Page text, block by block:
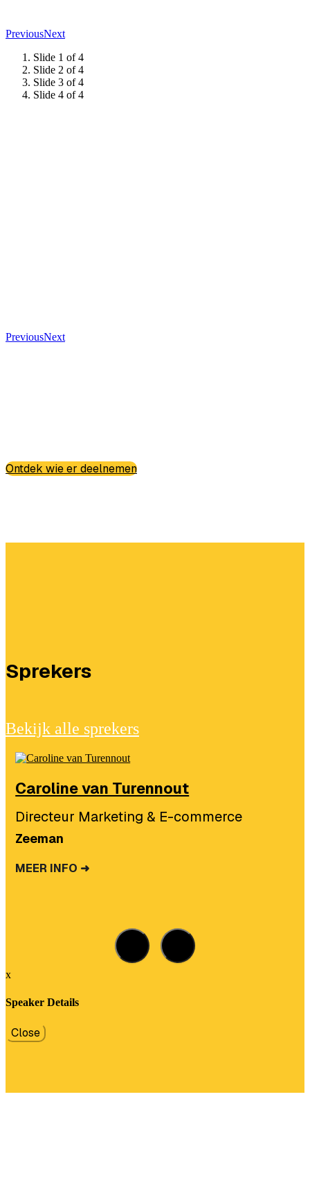
PreviousNext
Slide 1 of 4
Slide 2 of 4
Slide 3 of 4
Slide 4 of 4
PreviousNext
Ontdek wie er deelnemen
Sprekers
Bekijk alle sprekers
Caroline van Turennout
Directeur Marketing & E-commerce
Zeeman
MEER INFO ➜
x
Speaker Details
Close